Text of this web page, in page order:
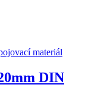
materiál
DIN